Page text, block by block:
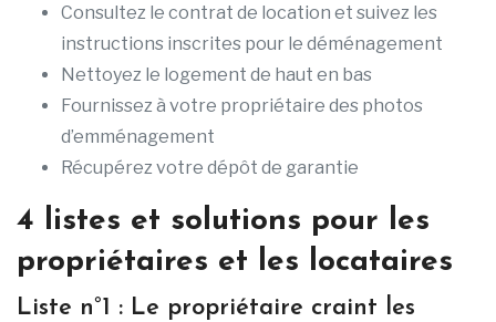
Consultez le contrat de location et suivez les
instructions inscrites pour le déménagement
Nettoyez le logement de haut en bas
Fournissez à votre propriétaire des photos
d’emménagement
Récupérez votre dépôt de garantie
4 listes et solutions pour les
propriétaires et les locataires
Liste n°1 : Le propriétaire craint les